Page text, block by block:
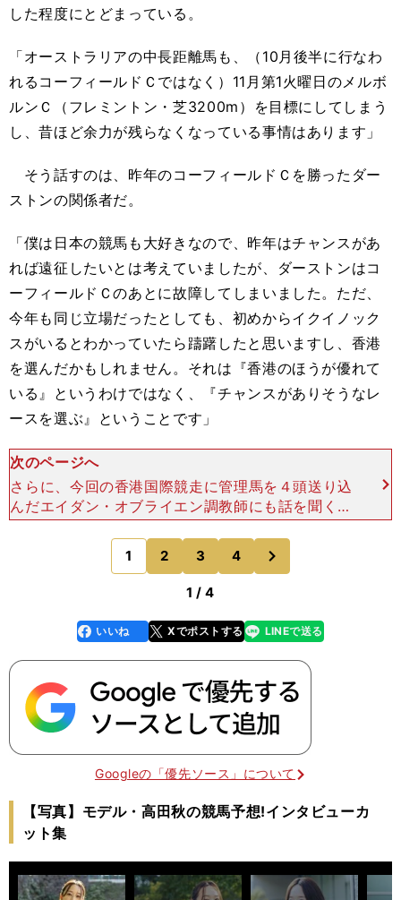
した程度にとどまっている。
「オーストラリアの中長距離馬も、（10月後半に行なわ
れるコーフィールドＣではなく）11月第1火曜日のメルボ
ルンＣ（フレミントン・芝3200m）を目標にしてしまう
し、昔ほど余力が残らなくなっている事情はあります」
そう話すのは、昨年のコーフィールドＣを勝ったダー
ストンの関係者だ。
「僕は日本の競馬も大好きなので、昨年はチャンスがあ
れば遠征したいとは考えていましたが、ダーストンはコ
ーフィールドＣのあとに故障してしまいました。ただ、
今年も同じ立場だったとしても、初めからイクイノック
スがいるとわかっていたら躊躇したと思いますし、香港
を選んだかもしれません。それは『香港のほうが優れて
いる』というわけではなく、『チャンスがありそうなレ
ースを選ぶ』ということです」
次のページへ
さらに、今回の香港国際競走に管理馬を４頭送り込
んだエイダン・オブライエン調教師にも話を聞くこ
とができた。オブライエン調教師は、ジャパンＣに
もコンティニュアス（牡３歳）を出走させる予定だ
ったが、残念なが
1 2 3 4
のページへ
1 / 4
faceboo
k
いいね Xでポストする
line LINEで送る
Googleの「優先ソース」について
【写真】モデル・高田秋の競馬予想!インタビューカ
ット集